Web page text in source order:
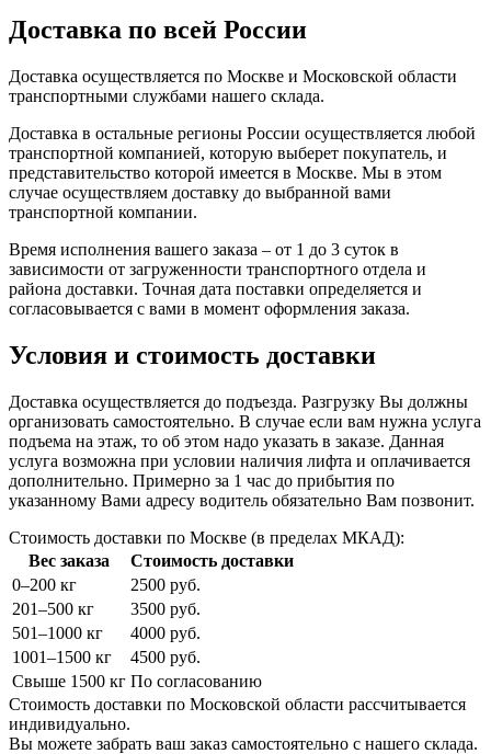
Доставка по всей России
Доставка осуществляется по Москве и Московской области
транспортными службами нашего склада.
Доставка в остальные регионы России осуществляется любой
транспортной компанией, которую выберет покупатель, и
представительство которой имеется в Москве. Мы в этом
случае осуществляем доставку до выбранной вами
транспортной компании.
Время исполнения вашего заказа – от 1 до 3 суток в
зависимости от загруженности транспортного отдела и
района доставки. Точная дата поставки определяется и
согласовывается с вами в момент оформления заказа.
Условия и стоимость доставки
Доставка осуществляется до подъезда. Разгрузку Вы должны
организовать самостоятельно. В случае если вам нужна услуга
подъема на этаж, то об этом надо указать в заказе. Данная
услуга возможна при условии наличия лифта и оплачивается
дополнительно. Примерно за 1 час до прибытия по
указанному Вами адресу водитель обязательно Вам позвонит.
Стоимость доставки по Москве (в пределах МКАД):
Вес заказа
Стоимость доставки
0–200 кг
2500 руб.
201–500 кг
3500 руб.
501–1000 кг
4000 руб.
1001–1500 кг
4500 руб.
Свыше 1500 кг По согласованию
Стоимость доставки по Московской области рассчитывается
индивидуально.
Вы можете забрать ваш заказ самостоятельно с нашего склада.